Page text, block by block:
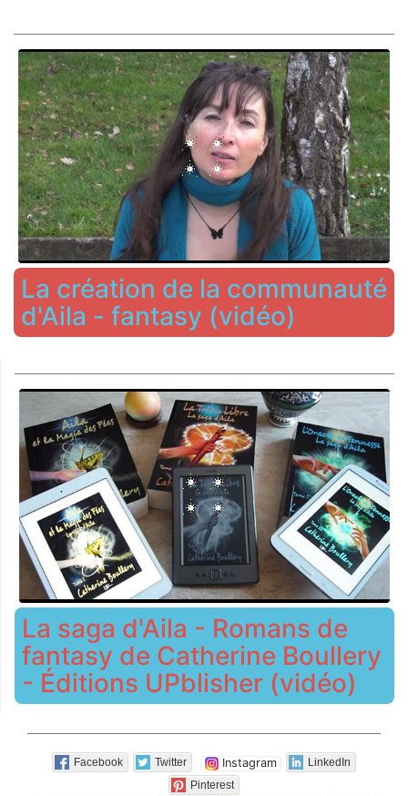
La création de la communauté
d'Aila - fantasy (vidéo)
La saga d'Aila - Romans de
fantasy de Catherine Boullery
- Éditions UPblisher (vidéo)
Facebook Twitter Instagram
LinkedIn
Pinterest